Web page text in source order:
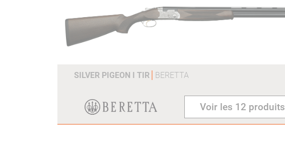
SILVER PIGEON I TIR BERETTA
Voir les 12 produits